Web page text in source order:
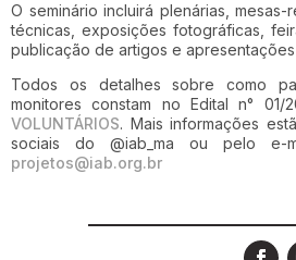
O seminário incluirá plenárias, mesas-
técnicas, exposições fotográficas,
publicação de artigos e apresentações
Todos os detalhes sobre como
monitores constam no Edital n° 01/
VOLUNTÁRIOS. Mais informações
sociais do @iab_ma ou pelo e-
projetos@iab.org.br